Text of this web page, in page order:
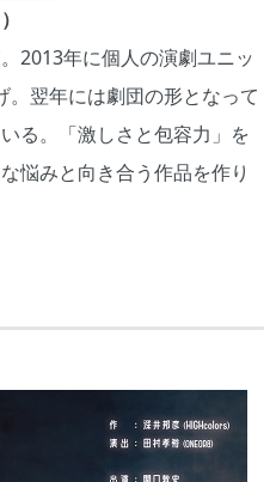
2013年に個人の演劇ユニッ
翌年には劇団の形となって
る。「激しさと包容力」を
悩みと向き合う作品を作り